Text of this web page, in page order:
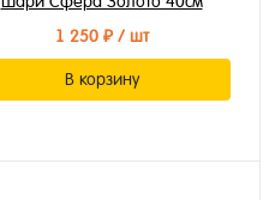
1 250 ₽/ шт
В корзину